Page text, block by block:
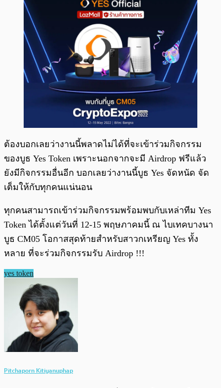
ต้องบอกเลยว่างานนี้พลาดไม่ได้ที่จะเข้าร่วมกิจกรรม
ของบูธ Yes Token เพราะนอกจากจะมี Airdrop ฟรีแล้ว
ยังมีกิจกรรมอื่นอีก บอกเลยว่างานนี้บูธ Yes จัดหนัด จัด
เต็มให้กับทุกคนแน่นอน
ทุกคนสามารถเข้าร่วมกิจกรรมพร้อมพบกับเหล่าทีม Yes
Token ได้ตั้งแต่วันที่ 12-15 พฤษภาคมนี้ ณ ไบเทคบางนา
บูธ CM05 โอกาสสุดท้ายสำหรับสาวกเหรียญ Yes ทั้ง
หลาย ที่จะร่วมกิจกรรมรับ Airdrop !!!
yes token
Pitchaporn Kitiyanuphap